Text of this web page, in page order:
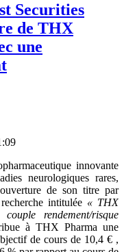
Securities
de THX
une
innovante
neurologiques rares,
de son titre par
intitulée « THX
rendement/risque
à THX Pharma une
de cours de 10,4 € ,